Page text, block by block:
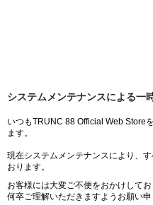
システムメンテナンスによる一
いつもTRUNC 88 Official Web Store
ます。
現在システムメンテナンスにより、
おります。
お客様には大変ご不便をおかけしてお
何卒ご理解いただきますようお願い申